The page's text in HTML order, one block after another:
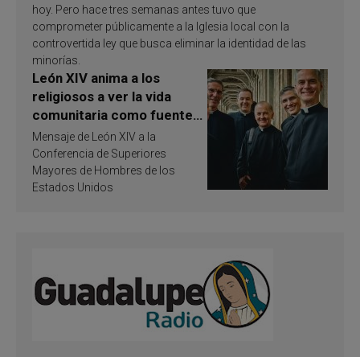
hoy. Pero hace tres semanas antes tuvo que
comprometer públicamente a la Iglesia local con la
controvertida ley que busca eliminar la identidad de las
minorías.
León XIV anima a los
religiosos a ver la vida
comunitaria como fuente
de inspiración y
santificación
Mensaje de León XIV a la
Conferencia de Superiores
Mayores de Hombres de los
Estados Unidos